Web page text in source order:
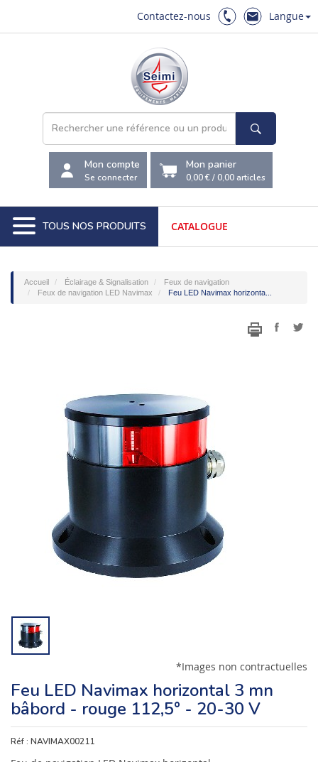
Contactez-nous Langue
Mon compte
Se connecter
Mon panier
0,00 €/0,00 articles
TOUS NOS PRODUITS CATALOGUE
Accueil Éclairage & Signalisation
Feux de navigation
Feux de navigation LED Navimax
Feu LED Navimax horizonta...
*Images non contractuelles
Feu LED Navimax horizontal 3 mn
bâbord - rouge 112,5° - 20-30 V
Réf : NAVIMAX00211